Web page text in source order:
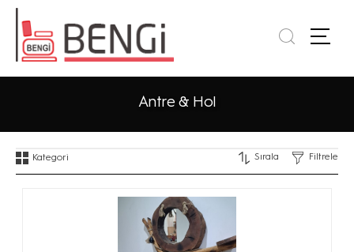
Antre & Hol
Sırala Filtrele